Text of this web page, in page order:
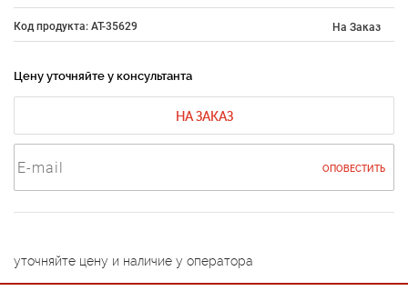
Код продукта: AT-35629 На Заказ
Цену уточняйте у консультанта
НА ЗАКАЗ
ОПОВЕСТИТЬ
уточняйте цену и наличие у оператора